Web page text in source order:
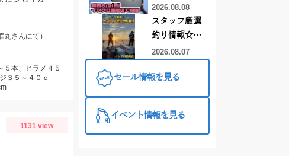
さんにて）
５本、ヒラメ４５
３５～４０ｃ
1131 view
日！！！～オ
ーダー偏光グ
ラス受注会～
2026.08.08
スタッフ厳選
釣り情報☆彡
連休は何釣り
♪【イシグロ
2026.08.07
セール情報を見る
イベント情報を見る